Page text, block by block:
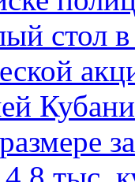
стол